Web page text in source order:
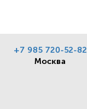
+7 985 720-52-82
Москва